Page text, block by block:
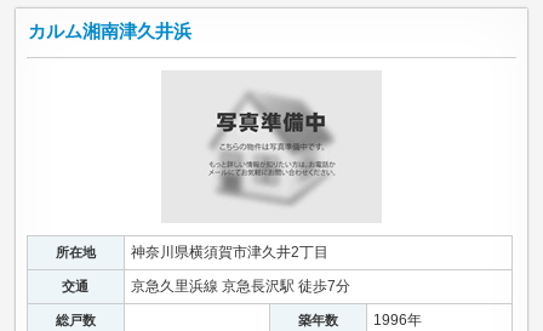
カルム湘南津久井浜
所在地 神奈川県横須賀市津久井2丁目
交通 京急久里浜線 京急長沢駅 徒歩7分
総戸数 築年数 1996年